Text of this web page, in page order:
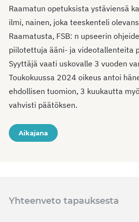
Raamatun opetuksista ystäviensä
ilmi, nainen, joka teeskenteli
Raamatusta, FSB: n upseerin
piilotettuja ääni- ja videotallenteita
Syyttäjä vaati uskovalle 3 vuoden
Toukokuussa 2024 oikeus antoi
ehdollisen tuomion, 3 kuukautta
vahvisti päätöksen.
Aikajana
Yhteenveto tapauksesta